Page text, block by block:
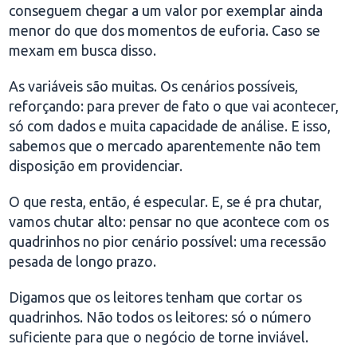
conseguem chegar a um valor por exemplar ainda
menor do que dos momentos de euforia. Caso se
mexam em busca disso.
As variáveis são muitas. Os cenários possíveis,
reforçando: para prever de fato o que vai acontecer,
só com dados e muita capacidade de análise. E isso,
sabemos que o mercado aparentemente não tem
disposição em providenciar.
O que resta, então, é especular. E, se é pra chutar,
vamos chutar alto: pensar no que acontece com os
quadrinhos no pior cenário possível: uma recessão
pesada de longo prazo.
Digamos que os leitores tenham que cortar os
quadrinhos. Não todos os leitores: só o número
suficiente para que o negócio de torne inviável.